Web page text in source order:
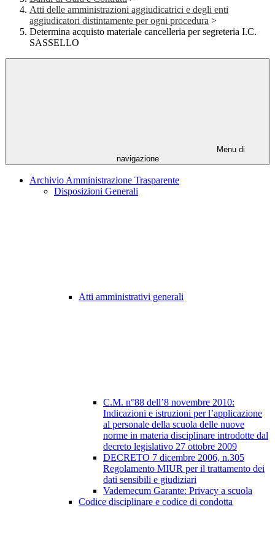
Atti delle amministrazioni aggiudicatrici e degli enti
aggiudicatori distintamente per ogni procedura >
Determina acquisto materiale cancelleria per segreteria I.C.
SASSELLO
Menu di
navigazione
Archivio Amministrazione Trasparente
Disposizioni Generali
Atti amministrativi generali
C.M. n°88 dell’8 novembre 2010:
Indicazioni e istruzioni per l’applicazione
al personale della scuola delle nuove
norme in materia disciplinare introdotte dal
decreto legislativo 27 ottobre 2009
DECRETO 7 dicembre 2006, n.305
Regolamento MIUR per il trattamento dei
dati sensibili e giudiziari
Vademecum Garante: Privacy a scuola
Codice disciplinare e codice di condotta